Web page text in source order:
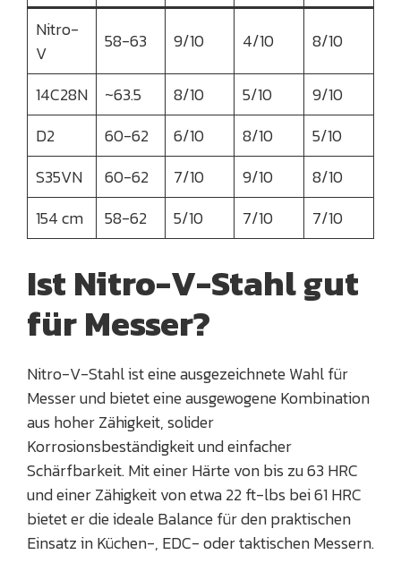
Nitro-
V
58-63 9/10 4/10 8/10
14C28N ~63.5 8/10 5/10
9/10
D2
60-62 6/10 8/10
5/10
S35VN
60-62 7/10 9/10
8/10
154 cm
58-62 5/10 7/10 7/10
Ist Nitro-V-Stahl gut
für Messer?
Nitro-V-Stahl ist eine ausgezeichnete Wahl für
Messer und bietet eine ausgewogene Kombination
aus hoher Zähigkeit, solider
Korrosionsbeständigkeit und einfacher
Schärfbarkeit. Mit einer Härte von bis zu 63 HRC
und einer Zähigkeit von etwa 22 ft-lbs bei 61 HRC
bietet er die ideale Balance für den praktischen
Einsatz in Küchen-, EDC- oder taktischen Messern.